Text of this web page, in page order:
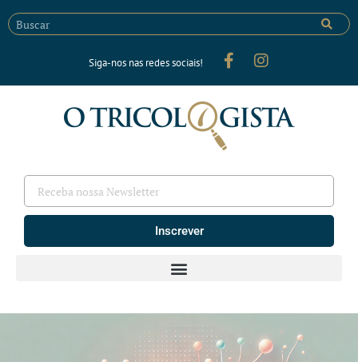
Siga-nos nas redes sociais!
Inscrever